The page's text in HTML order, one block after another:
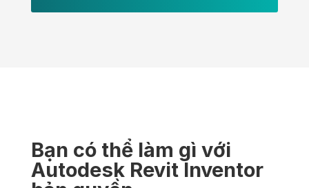
Bạn có thể làm gì với
Autodesk Revit Inventor